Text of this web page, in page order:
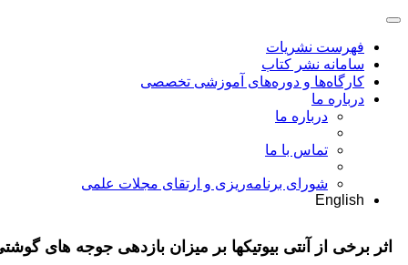
فهرست نشریات
سامانه نشر کتاب
کارگاه‌ها و دوره‌های آموزشی تخصصی
درباره ما
درباره ما
تماس با ما
شورای برنامه‌ریزی و ارتقای مجلات علمی
English
اثر برخی از آنتی بیوتیکها بر میزان بازدهی جوجه های